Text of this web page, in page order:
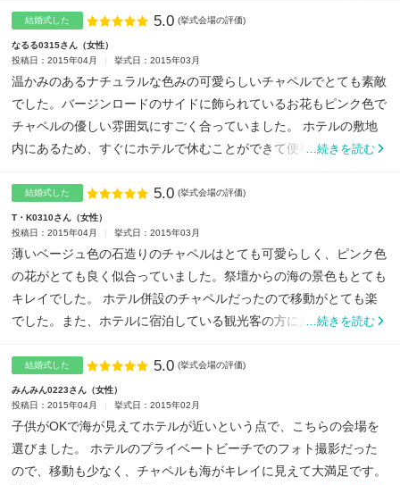
結婚式した 点数
5.0 (挙式会場の評価)
なるる0315さん
女性
投稿日：2015年04月
挙式日：2015年03月
温かみのあるナチュラルな色みの可愛らしいチャペルでとても素敵
でした。バージンロードのサイドに飾られているお花もピンク色で
チャペルの優しい雰囲気にすごく合っていました。 ホテルの敷地
内にあるため、すぐにホテルで休むことができて便利でした。 飾...
…続きを読む
結婚式した 点数
5.0 (挙式会場の評価)
T・K0310さん
女性
投稿日：2015年04月
挙式日：2015年03月
薄いベージュ色の石造りのチャペルはとても可愛らしく、ピンク色
の花がとても良く似合っていました。祭壇からの海の景色もとても
キレイでした。 ホテル併設のチャペルだったので移動がとても楽
でした。また、ホテルに宿泊している観光客の方にお祝いの言葉
…続きを読む
結婚式した 点数
5.0 (挙式会場の評価)
みんみん0223さん
女性
投稿日：2015年04月
挙式日：2015年02月
子供がOKで海が見えてホテルが近いという点で、こちらの会場を
選びました。 ホテルのプライベートビーチでのフォト撮影だった
ので、移動も少なく、チャペルも海がキレイに見えて大満足です。